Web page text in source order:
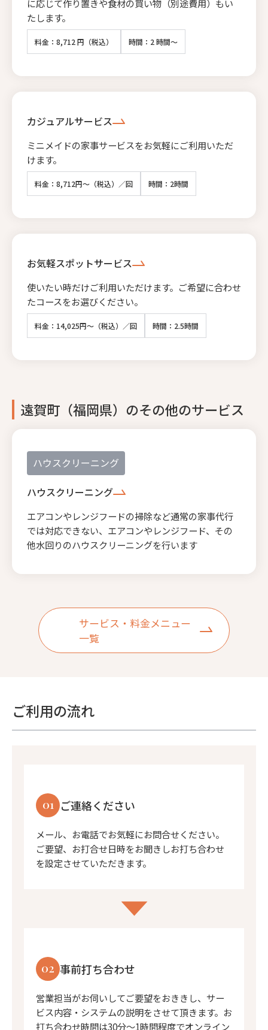
に応じて作り置きや食材の買い物（別途費用）もい
たします。
料金：8,712 円（税込） 時間：2 時間～
カジュアルサービス
ミニメイドの家事サービスをお気軽にご利用いただ
けます。
料金：8,712円～（税込）／回 時間：2時間
お気軽スポットサービス
使いたい時だけご利用いただけます。ご希望に合わせ
たコースをお選びください。
料金：14,025円～（税込）／回 時間：2.5時間
遠賀町（福岡県）のその他のサービス
ハウスクリーニング
ハウスクリーニング
エアコンやレンジフードの掃除など通常の家事代行
では対応できない、エアコンやレンジフード、その
他水回りのハウスクリーニングを行います
サービス・料金メニュー
一覧
ご利用の流れ
01 ご連絡ください
メール、お電話でお気軽にお問合せください。
ご要望、お打合せ日時をお聞きしお打ち合わせ
を設定させていただきます。
02 事前打ち合わせ
営業担当がお伺いしてご要望をおききし、サー
ビス内容・システムの説明をさせて頂きます。お
打ち合わせ時間は30分〜1時間程度でオンライン